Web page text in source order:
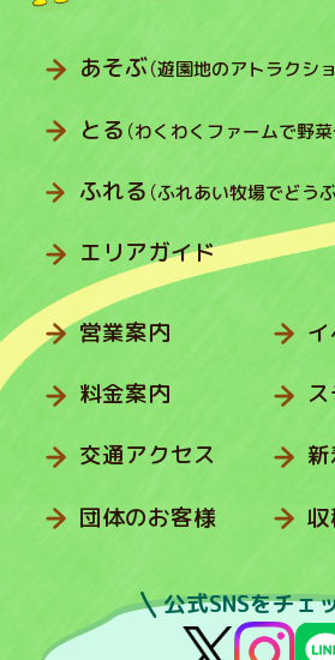
あそぶ（遊園地のアトラクショ
とる （わくわくファームで野菜
ふれる （ふれあい牧場でどう
エリアガイド
営業案内
料金案内
交通アクセス
団体のお客様
公式SNSをチェ